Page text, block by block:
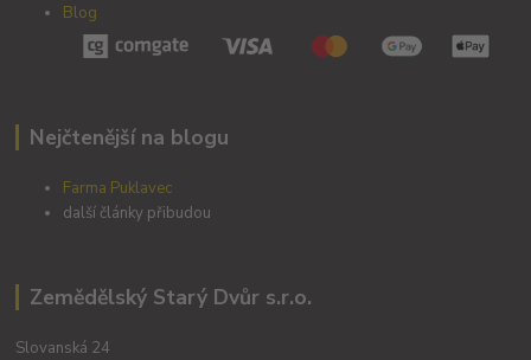
Blog
Nejčtenější na blogu
Farma Puklavec
další články přibudou
Zemědělský Starý Dvůr s.r.o.
Slovanská 24